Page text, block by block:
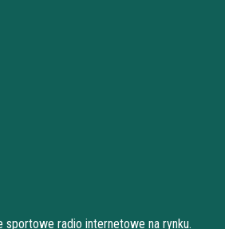
sportowe radio internetowe na rynku.